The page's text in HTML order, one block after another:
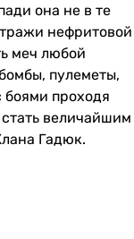
она не в те
нефритовой
меч любой
пулеметы,
боями проходя
величайшим
Гадюк.